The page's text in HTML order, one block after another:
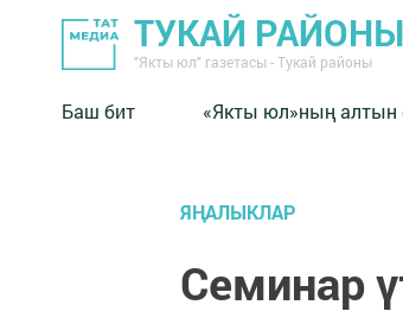
ТУКАЙ
"Якты юл" газетасы - Тукай районы
Баш бит «Якты юл»ның
ЯҢАЛЫКЛАР
Семинар